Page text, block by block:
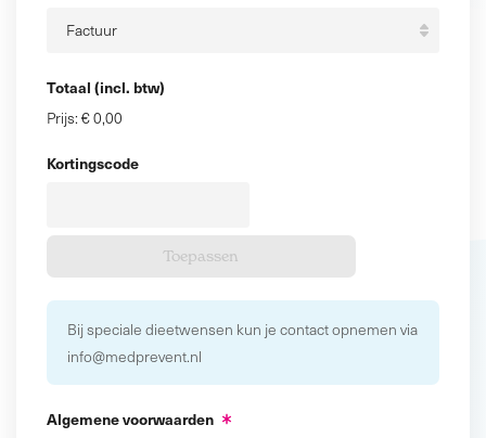
Totaal (incl. btw)
Prijs: € 0,00
Kortingscode
Bij speciale dieetwensen kun je contact opnemen via
info@medprevent.nl
Algemene voorwaarden